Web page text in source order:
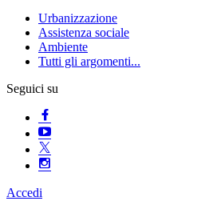
Urbanizzazione
Assistenza sociale
Ambiente
Tutti gli argomenti...
Seguici su
Accedi